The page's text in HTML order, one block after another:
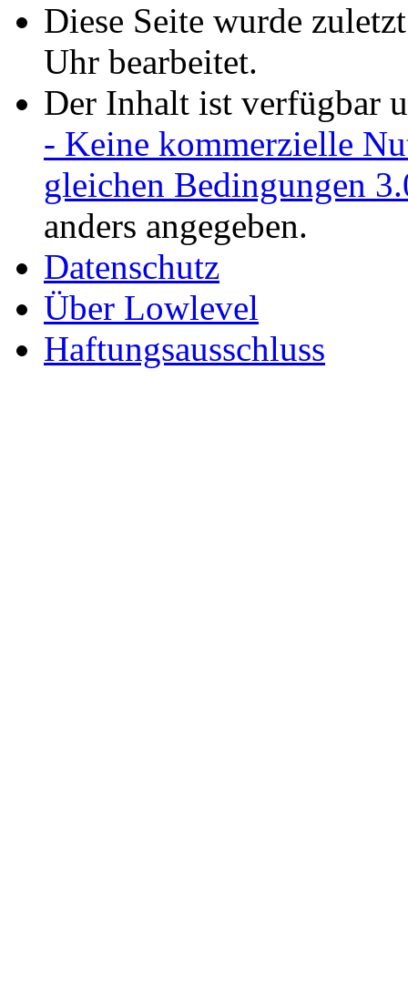
Diese Seite wurde
Uhr bearbeitet.
Der Inhalt ist verfügbar
- Keine kommerzielle
gleichen Bedingungen
anders angegeben.
Datenschutz
Über Lowlevel
Haftungsausschluss